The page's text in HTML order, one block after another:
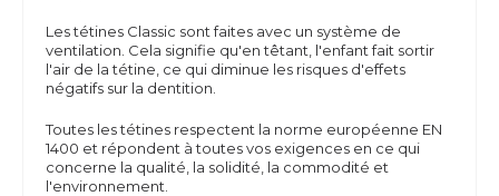
Les tétines Classic sont faites avec un système de
ventilation. Cela signifie qu'en têtant, l'enfant fait sortir
l'air de la tétine, ce qui diminue les risques d'effets
négatifs sur la dentition.
Toutes les tétines respectent la norme européenne EN
1400 et répondent à toutes vos exigences en ce qui
concerne la qualité, la solidité, la commodité et
l'environnement.